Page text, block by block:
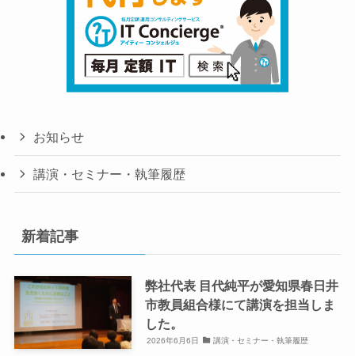
お知らせ
講演・セミナー・執筆履歴
新着記事
弊社代表 目代純平が愛知県春日井
市教員組合様にて講演を担当しま
した。
2026年6月6日 講演・セミナー・執筆履歴